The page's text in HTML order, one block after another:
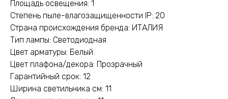
Площадь освещения: 1
Степень пыле-влагозащищенности IP: 20
Страна происхождения бренда: ИТАЛИЯ
Тип лампы: Светодиодная
Цвет арматуры: Белый
Цвет плафона/декора: Прозрачный
Гарантийный срок: 12
Ширина светильника см: 11